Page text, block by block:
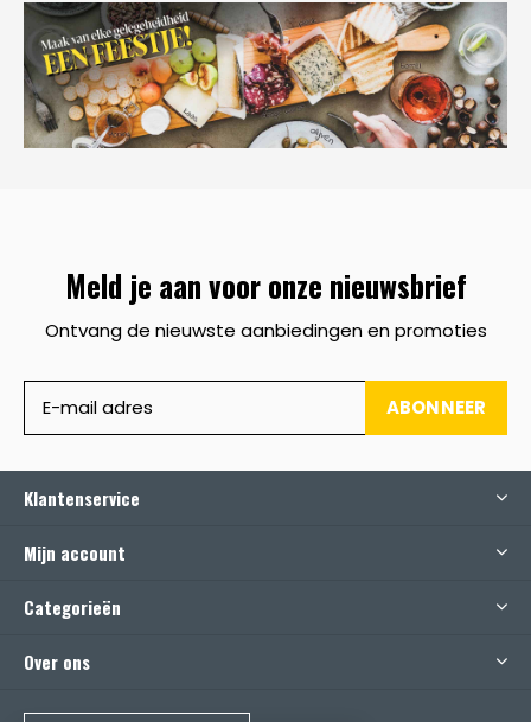
Meld je aan voor onze nieuwsbrief
Ontvang de nieuwste aanbiedingen en promoties
ABONNEER
Klantenservice
Mijn account
Categorieën
Over ons